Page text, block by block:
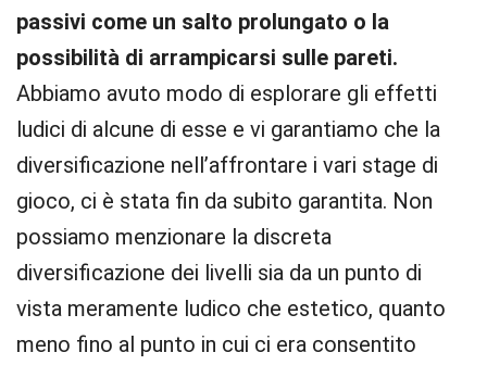
passivi come un salto prolungato o la
possibilità di arrampicarsi sulle pareti.
Abbiamo avuto modo di esplorare gli effetti
ludici di alcune di esse e vi garantiamo che la
diversificazione nell’affrontare i vari stage di
gioco, ci è stata fin da subito garantita. Non
possiamo menzionare la discreta
diversificazione dei livelli sia da un punto di
vista meramente ludico che estetico, quanto
meno fino al punto in cui ci era consentito